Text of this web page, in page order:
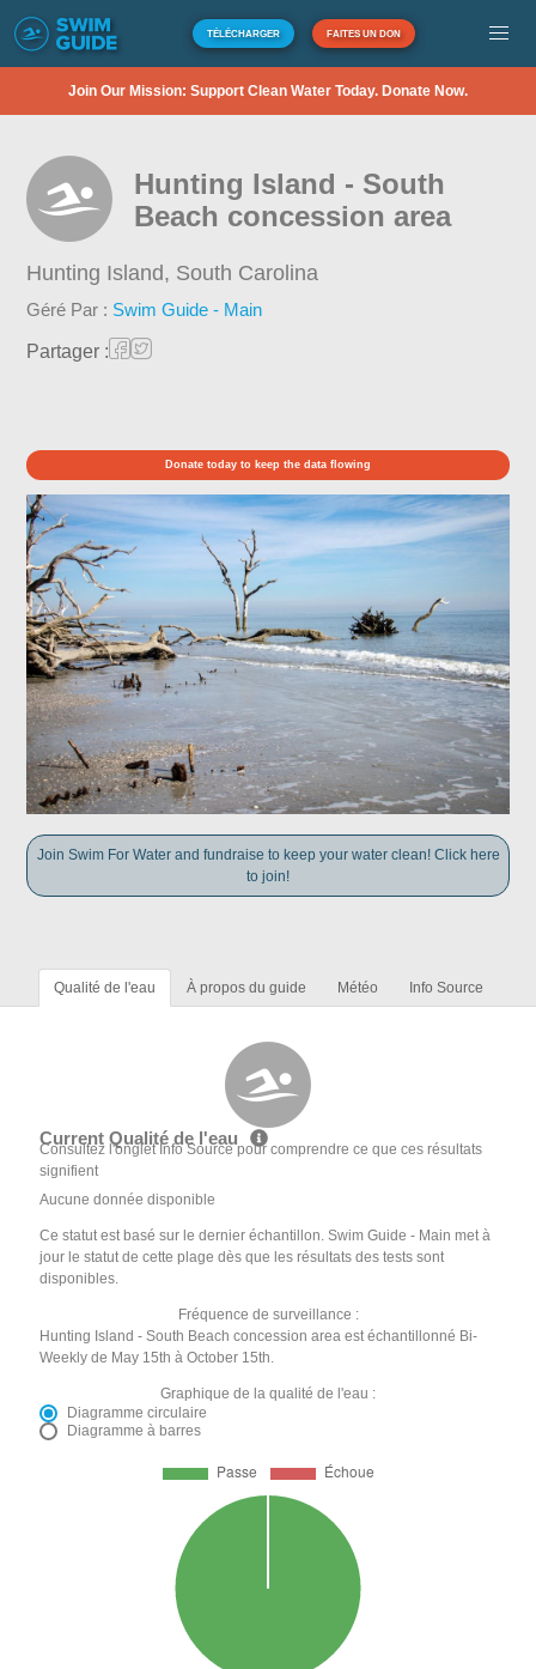
TÉLÉCHARGER FAITES UN DON
Join Our Mission: Support Clean Water Today. Donate Now.
Hunting Island - South
Beach concession area
Hunting Island, South Carolina
Géré Par : Swim Guide - Main
Partager :
Donate today to keep the data flowing
Join Swim For Water and fundraise to keep your water clean! Click here
to join!
Qualité de l'eau À propos du guide Météo Info Source
Current Qualité de l'eau
Consultez l'onglet Info Source pour comprendre ce que ces résultats
signifient
Aucune donnée disponible
Ce statut est basé sur le dernier échantillon. Swim Guide - Main met à
jour le statut de cette plage dès que les résultats des tests sont
disponibles.
Fréquence de surveillance :
Hunting Island - South Beach concession area est échantillonné Bi-
Weekly de May 15th à October 15th.
Graphique de la qualité de l'eau :
Diagramme circulaire
Diagramme à barres